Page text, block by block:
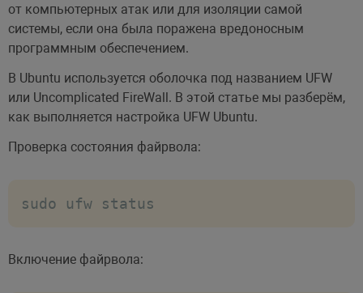
# чтобы FTP-сервер использовал
use_localtime=YES
# включим запись в лог-файл /var/log/
xferlog_enable=YES
# использовать стандартный формат лога
от компьютерных атак или для изоляции самой
системы, если она была поражена вредоносным
программным обеспечением.
В Ubuntu используется оболочка под названием UFW
или Uncomplicated FireWall. В этой статье мы разберём,
как выполняется настройка UFW Ubuntu.
Проверка состояния файрвола:
sudo ufw status
Включение файрвола: